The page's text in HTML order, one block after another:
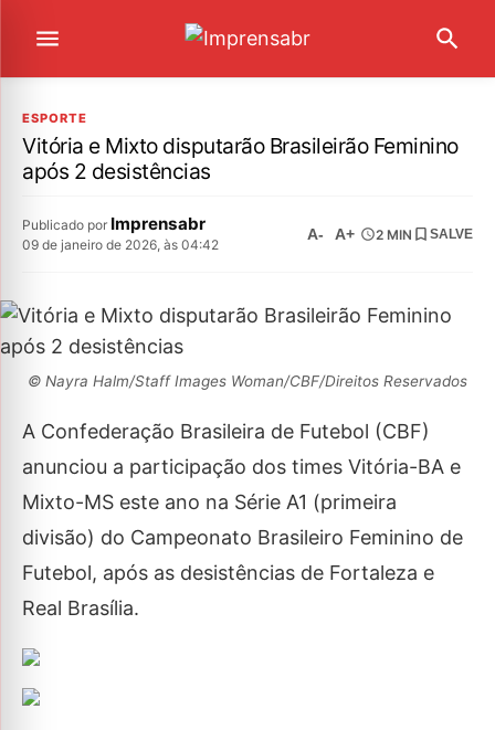
ESPORTE
Vitória e Mixto disputarão Brasileirão Feminino
após 2 desistências
Publicado por Imprensabr
09 de janeiro de 2026, às 04:42
A- A+ 2 MIN SALVE
© Nayra Halm/Staff Images Woman/CBF/Direitos Reservados
A Confederação Brasileira de Futebol (CBF)
anunciou a participação dos times Vitória-BA e
Mixto-MS este ano na Série A1 (primeira
divisão) do Campeonato Brasileiro Feminino de
Futebol, após as desistências de Fortaleza e
Real Brasília.